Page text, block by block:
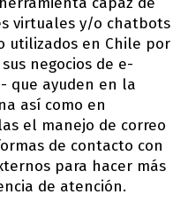
virtuales y/o chatbots
utilizados en Chile por
negocios de e-
que ayuden en la
así como en
el manejo de correo
de contacto con
para hacer más
de atención.